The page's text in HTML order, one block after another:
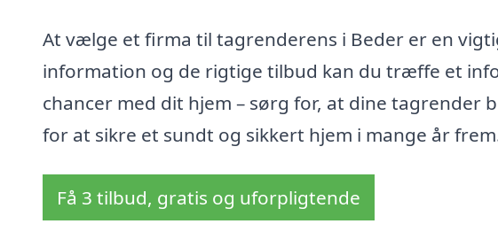
At vælge et firma til tagrenderens i Beder er en
information og de rigtige tilbud kan du træffe et
chancer med dit hjem – sørg for, at dine tagrender
for at sikre et sundt og sikkert hjem i mange år
Få 3 tilbud, gratis og uforpligtende